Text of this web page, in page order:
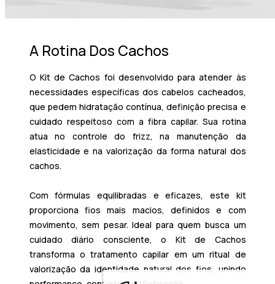
A Rotina Dos Cachos
O Kit de Cachos foi desenvolvido para atender às
necessidades específicas dos cabelos cacheados,
que pedem hidratação contínua, definição precisa e
cuidado respeitoso com a fibra capilar. Sua rotina
atua no controle do frizz, na manutenção da
elasticidade e na valorização da forma natural dos
cachos.
Com fórmulas equilibradas e eficazes, este kit
proporciona fios mais macios, definidos e com
movimento, sem pesar. Ideal para quem busca um
cuidado diário consciente, o Kit de Cachos
transforma o tratamento capilar em um ritual de
valorização da identidade natural dos fios, unindo